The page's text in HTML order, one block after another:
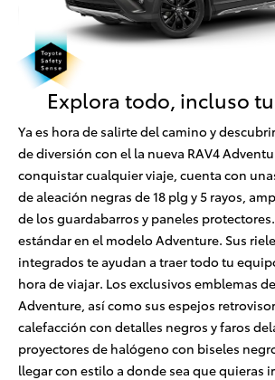
Explora todo, incluso
Ya es hora de salirte del camino y
de diversión con el la nueva RAV4
conquistar cualquier viaje, cuenta con
de aleación negras de 18 plg y 5 rayos,
de los guardabarros y paneles
estándar en el modelo Adventure. Sus
integrados te ayudan a traer todo tu
hora de viajar. Los exclusivos emblemas
Adventure, así como sus espejos
calefacción con detalles negros y faros
proyectores de halógeno con biseles
llegar con estilo a donde sea que quieras